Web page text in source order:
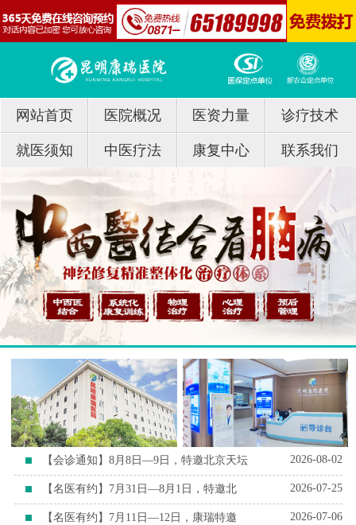
网站首页 医院概况 医资力量 诊疗技术
就医须知 中医疗法 康复中心 联系我们
【会诊通知】8月8日—9日，特邀北京天坛 2026-08-02
【名医有约】7月31日—8月1日，特邀北 2026-07-25
【名医有约】7月11日—12日，康瑞特邀 2026-07-06